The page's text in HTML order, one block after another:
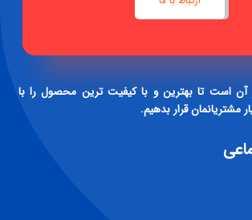
آن است تا بهترین و با کیفیت ترین محصول را با
مشتریانمان قرار بدهیم.